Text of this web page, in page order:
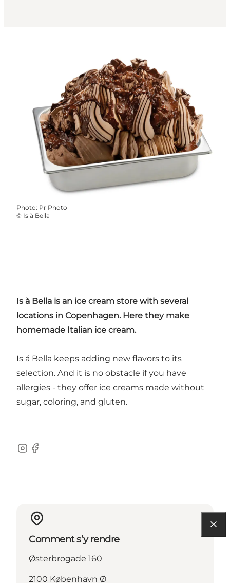
Photo: Pr Photo
© Is à Bella
Is à Bella is an ice cream store with several
locations in Copenhagen. Here they make
homemade Italian ice cream.
Is á Bella keeps adding new flavors to its
selection. And it is no obstacle if you have
allergies - they offer ice creams made without
sugar, coloring, and gluten.
Instagram
Facebook
Comment s’y rendre
Østerbrogade 160
2100 København Ø